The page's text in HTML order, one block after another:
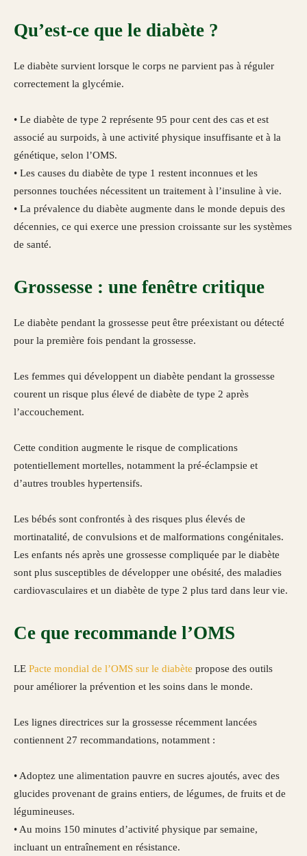
Qu’est-ce que le diabète ?
Le diabète survient lorsque le corps ne parvient pas à réguler
correctement la glycémie.
• Le diabète de type 2 représente 95 pour cent des cas et est
associé au surpoids, à une activité physique insuffisante et à la
génétique, selon l’OMS.
• Les causes du diabète de type 1 restent inconnues et les
personnes touchées nécessitent un traitement à l’insuline à vie.
• La prévalence du diabète augmente dans le monde depuis des
décennies, ce qui exerce une pression croissante sur les systèmes
de santé.
Grossesse : une fenêtre critique
Le diabète pendant la grossesse peut être préexistant ou détecté
pour la première fois pendant la grossesse.
Les femmes qui développent un diabète pendant la grossesse
courent un risque plus élevé de diabète de type 2 après
l’accouchement.
Cette condition augmente le risque de complications
potentiellement mortelles, notamment la pré-éclampsie et
d’autres troubles hypertensifs.
Les bébés sont confrontés à des risques plus élevés de
mortinatalité, de convulsions et de malformations congénitales.
Les enfants nés après une grossesse compliquée par le diabète
sont plus susceptibles de développer une obésité, des maladies
cardiovasculaires et un diabète de type 2 plus tard dans leur vie.
Ce que recommande l’OMS
LE Pacte mondial de l’OMS sur le diabète propose des outils
pour améliorer la prévention et les soins dans le monde.
Les lignes directrices sur la grossesse récemment lancées
contiennent 27 recommandations, notamment :
• Adoptez une alimentation pauvre en sucres ajoutés, avec des
glucides provenant de grains entiers, de légumes, de fruits et de
légumineuses.
• Au moins 150 minutes d’activité physique par semaine,
incluant un entraînement en résistance.